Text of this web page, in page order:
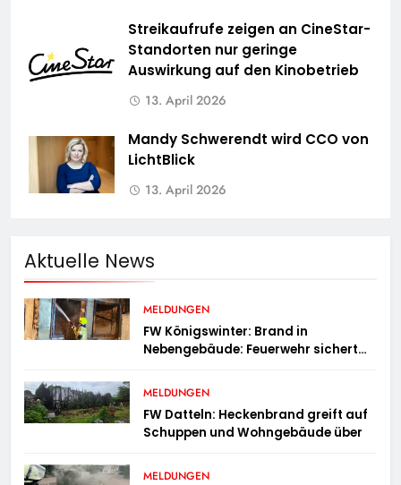
Streikaufrufe zeigen an CineStar-
Standorten nur geringe
Auswirkung auf den Kinobetrieb
13. April 2026
Mandy Schwerendt wird CCO von
LichtBlick
13. April 2026
Aktuelle News
MELDUNGEN
FW Königswinter: Brand in
Nebengebäude: Feuerwehr sichert
MELDUNGEN
FW Datteln: Heckenbrand greift auf
Schuppen und Wohngebäude über
MELDUNGEN